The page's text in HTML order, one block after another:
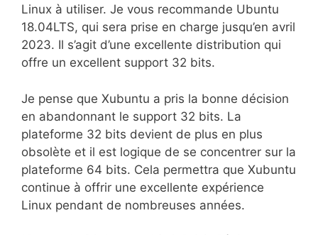
Linux à utiliser. Je vous recommande Ubuntu
18.04LTS, qui sera prise en charge jusqu’en avril
2023. Il s’agit d’une excellente distribution qui
offre un excellent support 32 bits.
Je pense que Xubuntu a pris la bonne décision
en abandonnant le support 32 bits. La
plateforme 32 bits devient de plus en plus
obsolète et il est logique de se concentrer sur la
plateforme 64 bits. Cela permettra que Xubuntu
continue à offrir une excellente expérience
Linux pendant de nombreuses années.